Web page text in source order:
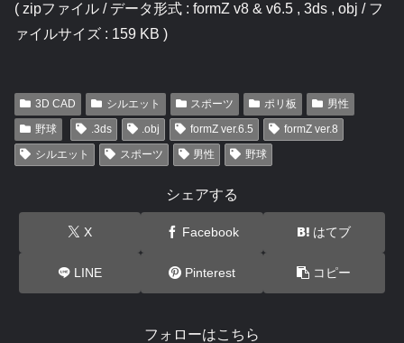
( zipファイル / データ形式 : formZ v8 & v6.5 , 3ds , obj / フ
ァイルサイズ : 159 KB )
3D CAD シルエット スポーツ ポリ板
男性
野球
.3ds .obj formZ ver.6.5
formZ ver.8
シルエット
スポーツ 男性 野球
シェアする
X Facebook はてブ
LINE Pinterest コピー
フォローはこちら